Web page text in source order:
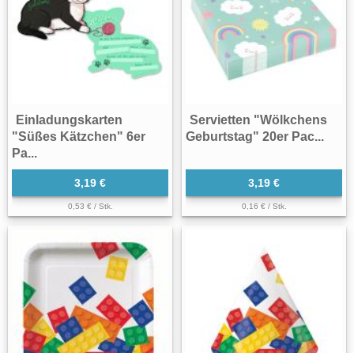
Einladungskarten
"Süßes Kätzchen" 6er
Pa...
3,19 €
0,53 € / Stk.
Servietten "Wölkchens
Geburtstag" 20er Pac...
3,19 €
0,16 € / Stk.